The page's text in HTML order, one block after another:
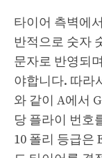
타이어 측벽에
반적으로 숫자
문자로 반영되
야합니다. 따라
와 같이 A에서
당 플라이 번호
10 폴리 등급은